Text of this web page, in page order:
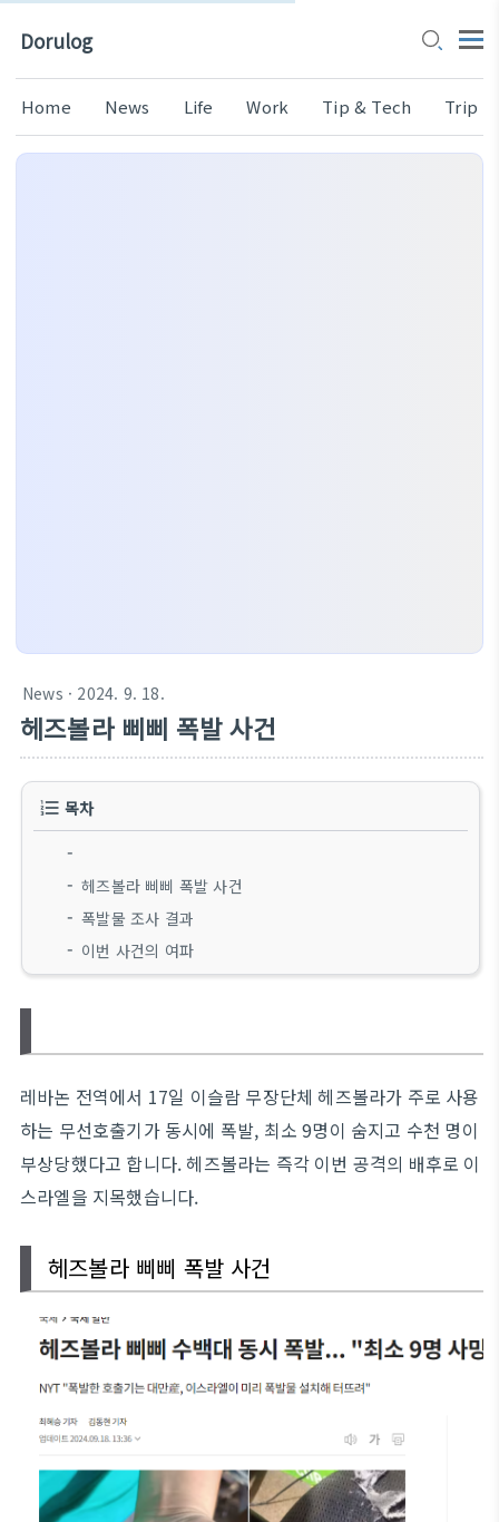
Dorulog
Home News Life Work Tip & Tech Trip
News · 2024. 9. 18.
헤즈볼라 삐삐 폭발 사건
목차
헤즈볼라 삐삐 폭발 사건
폭발물 조사 결과
이번 사건의 여파
레바논 전역에서 17일 이슬람 무장단체 헤즈볼라가 주로 사용
하는 무선호출기가 동시에 폭발, 최소 9명이 숨지고 수천 명이
부상당했다고 합니다. 헤즈볼라는 즉각 이번 공격의 배후로 이
스라엘을 지목했습니다.
헤즈볼라 삐삐 폭발 사건